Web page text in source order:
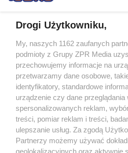
Żaden utwór zamieszczony w serwisie nie
rozpowszechniany lub dalej
tym także elektroniczny lub mechaniczny)
eksploatacji w jakiejkolwiek formie,
bez pisemnej zgody właściciela praw.
wykorzystanie utworów w całości lub w
bez właściwej zgody, jest zabronione pod
prawnie.
Drogi Użytkowniku,
My, naszych 1162 zaufanych
podmioty z Grupy ZPR Media
przechowujemy informacje na
przetwarzamy dane osobowe,
identyfikatory, standardowe
urządzenie czy dane przeglądania
spersonalizowanych reklam,
treści, pomiar reklam i treści,
ulepszanie usług. Za zgodą
Partnerzy możemy używać
geolokalizacyjnych oraz aktywnie